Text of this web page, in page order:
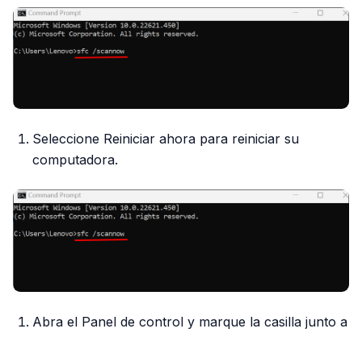
Seleccione Reiniciar ahora para reiniciar su
computadora.
Abra el Panel de control y marque la casilla junto a